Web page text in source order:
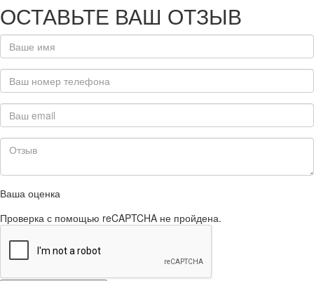
ОСТАВЬТЕ ВАШ ОТЗЫВ
Ваша оценка
Проверка с помощью reCAPTCHA не пройдена.